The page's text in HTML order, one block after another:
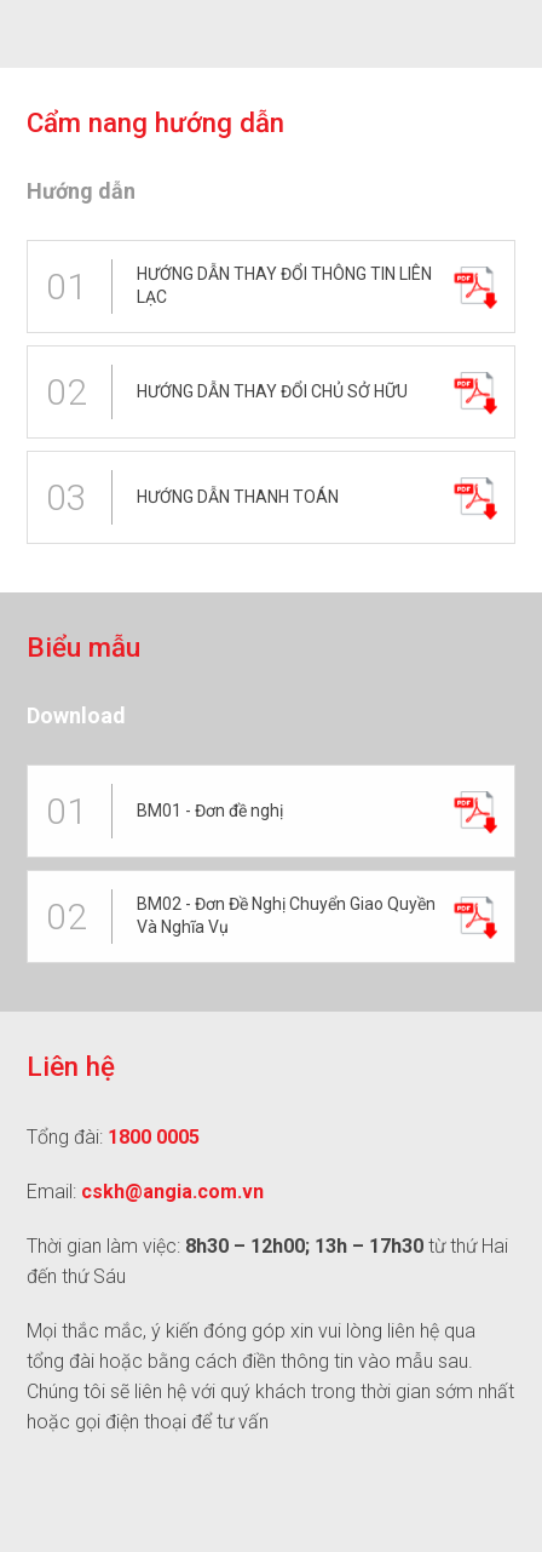
Cẩm nang hướng dẫn
Hướng dẫn
01
HƯỚNG DẪN THAY ĐỔI THÔNG TIN LIÊN
LẠC
02 HƯỚNG DẪN THAY ĐỔI CHỦ SỞ HỮU
03 HƯỚNG DẪN THANH TOÁN
Biểu mẫu
Download
01 BM01 - Đơn đề nghị
02
BM02 - Đơn Đề Nghị Chuyển Giao Quyền
Và Nghĩa Vụ
Liên hệ
Tổng đài: 1800 0005
Email: cskh@angia.com.vn
Thời gian làm việc: 8h30 – 12h00; 13h – 17h30 từ thứ Hai
đến thứ Sáu
Mọi thắc mắc, ý kiến đóng góp xin vui lòng liên hệ qua
tổng đài hoặc bằng cách điền thông tin vào mẫu sau.
Chúng tôi sẽ liên hệ với quý khách trong thời gian sớm nhất
hoặc gọi điện thoại để tư vấn